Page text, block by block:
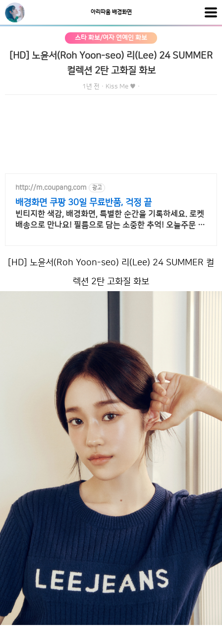
아리따움 배경화면
스타 화보/여자 연예인 화보
[HD] 노윤서(Roh Yoon-seo) 리(Lee) 24 SUMMER
컬렉션 2탄 고화질 화보
1년 전 · Kiss Me ♥ ·
http://m.coupang.com 광고
배경화면 쿠팡 30일 무료반품, 걱정 끝
빈티지한 색감, 배경화면, 특별한 순간을 기록하세요. 로켓
배송으로 만나요! 필름으로 담는 소중한 추억! 오늘주문 내
[HD] 노윤서(Roh Yoon-seo) 리(Lee) 24 SUMMER 컬
렉션 2탄 고화질 화보